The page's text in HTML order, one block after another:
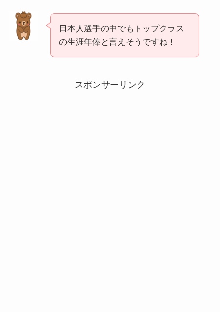
日本人選手の中でもトップクラス
の生涯年俸と言えそうですね！
スポンサーリンク